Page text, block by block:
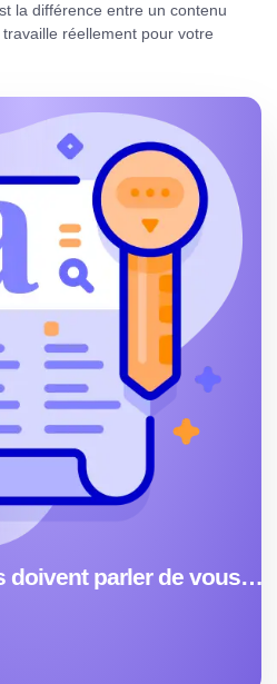
la différence entre un contenu
réellement pour votre
doivent parler de vous…